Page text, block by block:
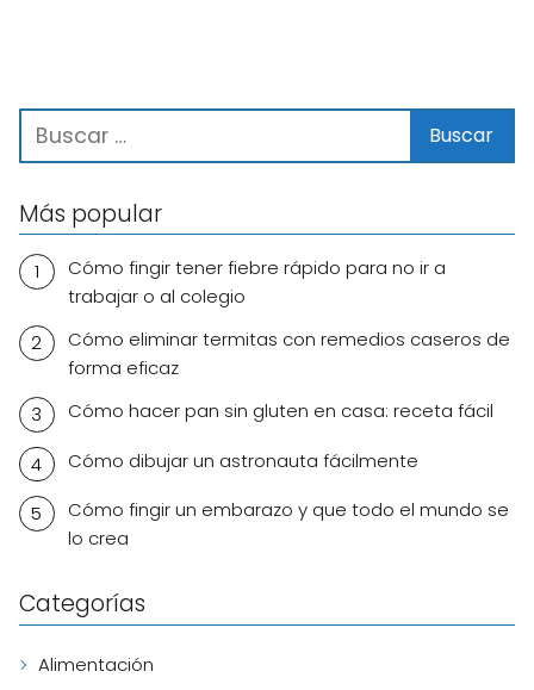
Más popular
Cómo fingir tener fiebre rápido para no ir a
trabajar o al colegio
Cómo eliminar termitas con remedios caseros de
forma eficaz
Cómo hacer pan sin gluten en casa: receta fácil
Cómo dibujar un astronauta fácilmente
Cómo fingir un embarazo y que todo el mundo se
lo crea
Categorías
Alimentación